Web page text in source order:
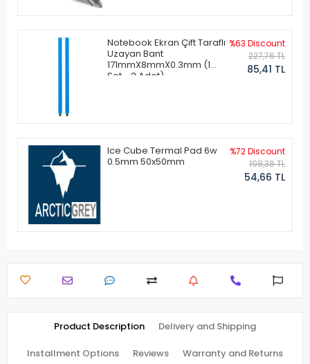
Notebook Ekran Çift Taraflı
Uzayan Bant
171mmX8mmX0.3mm (1
Set - 2 Adet)
%63 Discount
227,76 TL
85,41 TL
Ice Cube Termal Pad 6w
0.5mm 50x50mm
%72 Discount
198,38 TL
54,66 TL
Product Description Delivery and Shipping
Installment Options Reviews Warranty and Returns